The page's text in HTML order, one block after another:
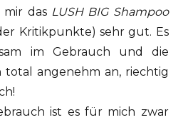
mir das LUSH BIG Shampoo
Kritikpunkte) sehr gut. Es
im Gebrauch und die
total angenehm an, riechtig
ist es für mich zwar